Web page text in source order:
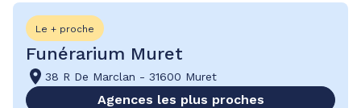
Le + proche
Funérarium Muret
38 R De Marclan - 31600 Muret
Agences les plus proches